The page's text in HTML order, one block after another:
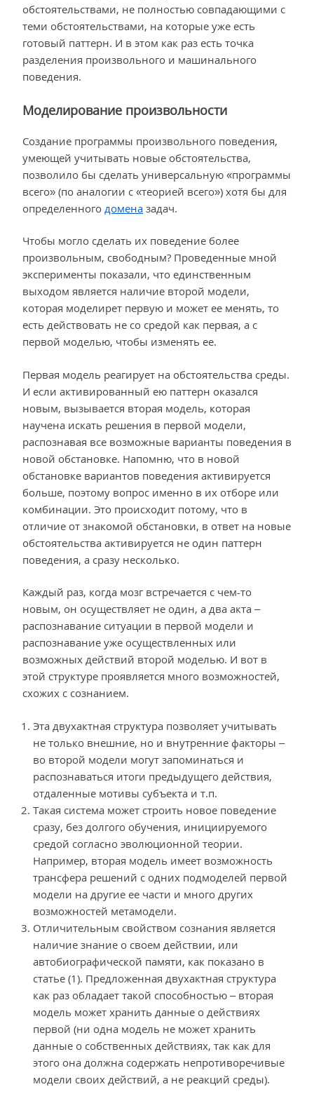
обстоятельствами, не полностью совпадающими с
теми обстоятельствами, на которые уже есть
готовый паттерн. И в этом как раз есть точка
разделения произвольного и машинального
поведения.
Моделирование произвольности
Создание программы произвольного поведения,
умеющей учитывать новые обстоятельства,
позволило бы сделать универсальную «программы
всего» (по аналогии с «теорией всего») хотя бы для
определенного домена задач.
Чтобы могло сделать их поведение более
произвольным, свободным? Проведенные мной
эксперименты показали, что единственным
выходом является наличие второй модели,
которая моделирет первую и может ее менять, то
есть действовать не со средой как первая, а с
первой моделью, чтобы изменять ее.
Первая модель реагирует на обстоятельства среды.
И если активированный ею паттерн оказался
новым, вызывается вторая модель, которая
научена искать решения в первой модели,
распознавая все возможные варианты поведения в
новой обстановке. Напомню, что в новой
обстановке вариантов поведения активируется
больше, поэтому вопрос именно в их отборе или
комбинации. Это происходит потому, что в
отличие от знакомой обстановки, в ответ на новые
обстоятельства активируется не один паттерн
поведения, а сразу несколько.
Каждый раз, когда мозг встречается с чем-то
новым, он осуществляет не один, а два акта –
распознавание ситуации в первой модели и
распознавание уже осуществленных или
возможных действий второй моделью. И вот в
этой структуре проявляется много возможностей,
схожих с сознанием.
Эта двухактная структура позволяет учитывать
не только внешние, но и внутренние факторы –
во второй модели могут запоминаться и
распознаваться итоги предыдущего действия,
отдаленные мотивы субъекта и т.п.
Такая система может строить новое поведение
сразу, без долгого обучения, инициируемого
средой согласно эволюционной теории.
Например, вторая модель имеет возможность
трансфера решений с одних подмоделей первой
модели на другие ее части и много других
возможностей метамодели.
Отличительным свойством сознания является
наличие знание о своем действии, или
автобиографической памяти, как показано в
статье (1). Предложенная двухактная структура
как раз обладает такой способностью – вторая
модель может хранить данные о действиях
первой (ни одна модель не может хранить
данные о собственных действиях, так как для
этого она должна содержать непротиворечивые
модели своих действий, а не реакций среды).